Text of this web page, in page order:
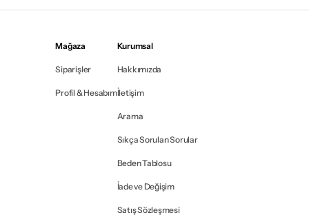
Mağaza
Siparişler
Profil & Hesabım
Kurumsal
Hakkımızda
İletişim
Arama
Sıkça Sorulan Sorular
Beden Tablosu
İade ve Değişim
Satış Sözleşmesi